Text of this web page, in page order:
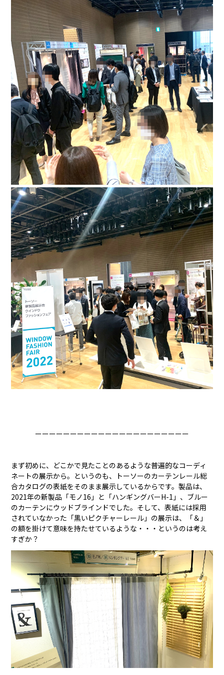
ーーーーーーーーーーーーーーーーーーーーーー
まず初めに、どこかで見たことのあるような普遍的なコーディ
ネートの展示から。というのも、トーソーのカーテンレール総
合カタログの表紙をそのまま展示しているからです。製品は、
2021年の新製品「モノ16」と「ハンギングバーH-1」、ブルー
のカーテンにウッドブラインドでした。そして、表紙には採用
されていなかった「黒いピクチャーレール」の展示は、「＆」
の額を掛けて意味を持たせているような・・・というのは考え
すぎか？